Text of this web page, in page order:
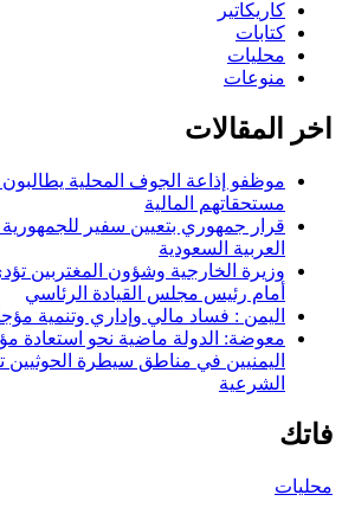
كاريكاتير
كتابات
محليات
منوعات
اخر المقالات
موظفو إذاعة الجوف المحلية يطالبون
مستحقاتهم المالية
قرار جمهوري بتعيين سفير للجمهورية
العربية السعودية
وزيرة الخارجية وشؤون المغتربين
أمام رئيس مجلس القيادة الرئاسي
اليمن : فساد مالي وإداري وتنمية
معوضة: الدولة ماضية نحو استعادة
اليمنيين في مناطق سيطرة الحوثيين
الشرعية
فاتك
محليات